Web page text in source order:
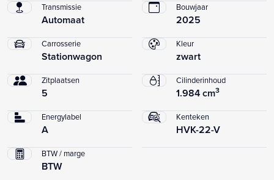
Transmissie
Automaat
Bouwjaar
2025
Carrosserie
Stationwagon
Kleur
zwart
Zitplaatsen
5
Cilinderinhoud
1.984 cm3
Energylabel
A
Kenteken
HVK-22-V
BTW / marge
BTW